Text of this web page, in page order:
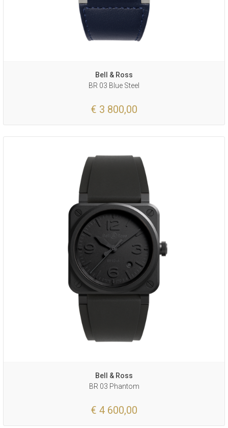
Bell & Ross
BR 03 Blue Steel
€ 3 800,00
Bell & Ross
BR 03 Phantom
€ 4 600,00